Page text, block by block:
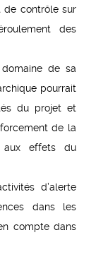
de contrôle sur
des
de sa
pourrait
du projet et
de la
aux effets du
d’alerte
dans les
compte dans